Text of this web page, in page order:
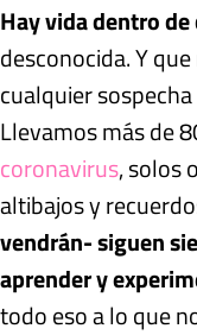
Hay vida dentro de
desconocida. Y
cualquier
Llevamos más de
coronavirus, solos
altibajos y
vendrán- siguen
aprender y
todo eso a lo que